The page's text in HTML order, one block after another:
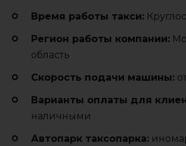
Время работы такси:
Регион работы компании:
область
Cкорость подачи машины:
Варианты оплаты для
наличными
Автопарк таксопарка: